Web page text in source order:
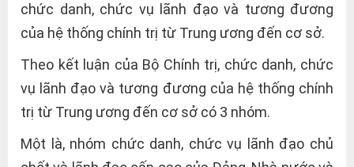
chức danh, chức vụ lãnh đạo và tương đương
của hệ thống chính trị từ Trung ương đến cơ sở.
Theo kết luận của Bộ Chính trị, chức danh, chức
vụ lãnh đạo và tương đương của hệ thống chính
trị từ Trung ương đến cơ sở có 3 nhóm.
Một là, nhóm chức danh, chức vụ lãnh đạo chủ